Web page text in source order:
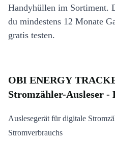
Handyhüllen im Sortiment.
du mindestens 12 Monate
gratis testen.
OBI ENERGY
Stromzähler-Ausleser -
Auslesegerät für digitale
Stromverbrauchs